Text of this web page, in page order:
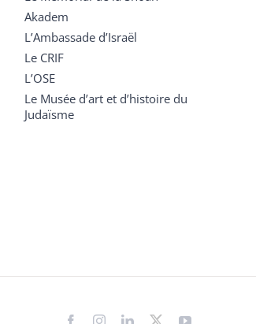
Akadem
L’Ambassade d’Israël
Le CRIF
L’OSE
Le Musée d’art et d’histoire du
Judaïsme
FacebookInstagramLinkedIn
X YouTube